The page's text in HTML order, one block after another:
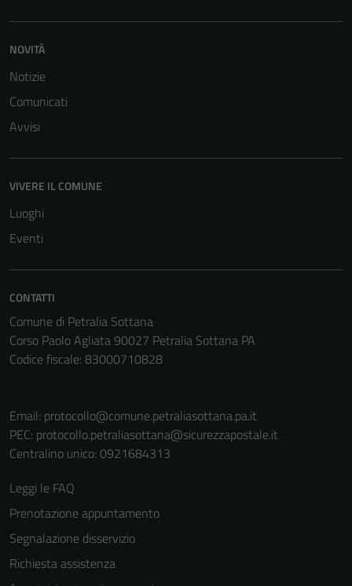
NOVITÀ
Notizie
Comunicati
Avvisi
VIVERE IL COMUNE
Luoghi
Eventi
CONTATTI
Comune di Petralia Sottana
Corso Paolo Agliata 90027 Petralia Sottana PA
Codice fiscale: 83000710828
Email: protocollo@comune.petraliasottana.pa.it
PEC: protocollo.petraliasottana@sicurezzapostale.it
Centralino unico: 0921684313
Leggi le FAQ
Prenotazione appuntamento
Segnalazione disservizio
Richiesta assistenza
possono
non raccolgono
informazioni
personali.